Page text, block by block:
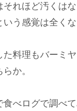
れほど汚くは
う感覚は全くな
料理もバーミ
か。
べログで調べて